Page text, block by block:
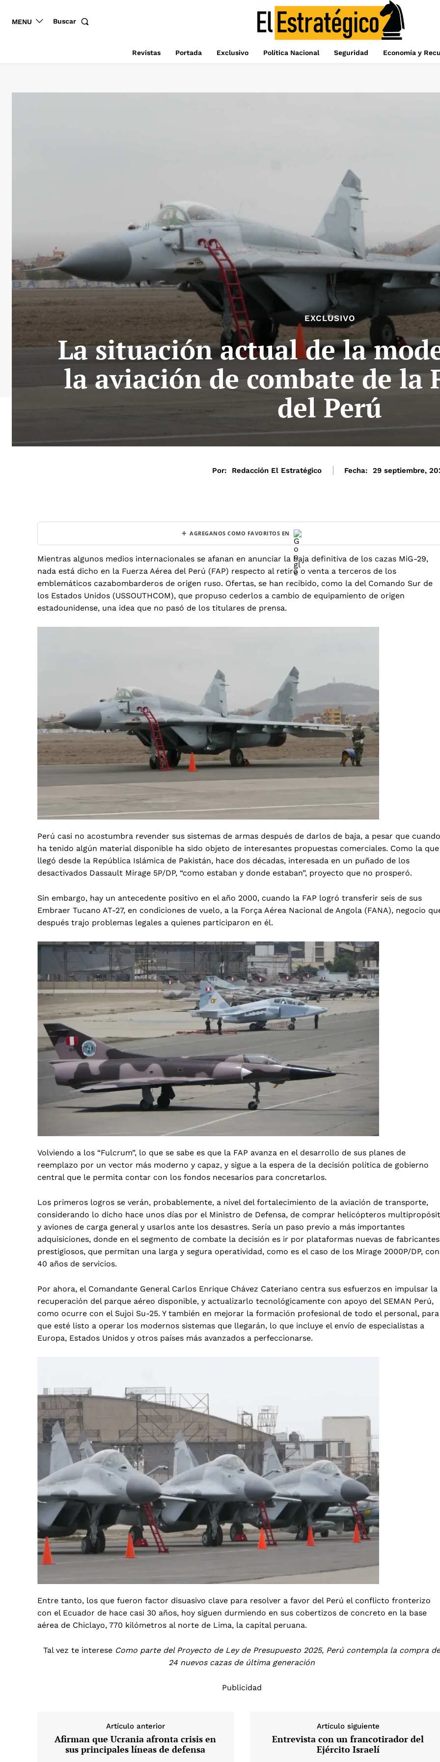
MENU Buscar
Revistas Portada Exclusivo Política Nacional Seguridad Economía y
EXCLUSIVO
La situación actual de la
la aviación de combate de la
del Perú
Por: Redacción El Estratégico Fecha: 29 septiembre,
+ AGREGANOS COMO FAVORITOS EN
Mientras algunos medios internacionales se afanan en anunciar la baja definitiva de los cazas MiG-29,
nada está dicho en la Fuerza Aérea del Perú (FAP) respecto al retiro o venta a terceros de los
emblemáticos cazabombarderos de origen ruso. Ofertas, se han recibido, como la del Comando Sur de
los Estados Unidos (USSOUTHCOM), que propuso cederlos a cambio de equipamiento de origen
estadounidense, una idea que no pasó de los titulares de prensa.
Perú casi no acostumbra revender sus sistemas de armas después de darlos de baja, a pesar que cuando
ha tenido algún material disponible ha sido objeto de interesantes propuestas comerciales. Como la que
llegó desde la República Islámica de Pakistán, hace dos décadas, interesada en un puñado de los
desactivados Dassault Mirage 5P/DP, “como estaban y donde estaban”, proyecto que no prosperó.
Sin embargo, hay un antecedente positivo en el año 2000, cuando la FAP logró transferir seis de sus
Embraer Tucano AT-27, en condiciones de vuelo, a la Força Aérea Nacional de Angola (FANA), negocio
después trajo problemas legales a quienes participaron en él.
Volviendo a los “Fulcrum”, lo que se sabe es que la FAP avanza en el desarrollo de sus planes de
reemplazo por un vector más moderno y capaz, y sigue a la espera de la decisión política de gobierno
central que le permita contar con los fondos necesarios para concretarlos.
Los primeros logros se verán, probablemente, a nivel del fortalecimiento de la aviación de transporte,
considerando lo dicho hace unos días por el Ministro de Defensa, de comprar helicópteros
y aviones de carga general y usarlos ante los desastres. Sería un paso previo a más importantes
adquisiciones, donde en el segmento de combate la decisión es ir por plataformas nuevas de fabricantes
prestigiosos, que permitan una larga y segura operatividad, como es el caso de los Mirage 2000P/DP, con
40 años de servicios.
Por ahora, el Comandante General Carlos Enrique Chávez Cateriano centra sus esfuerzos en impulsar la
recuperación del parque aéreo disponible, y actualizarlo tecnológicamente con apoyo del SEMAN Perú,
como ocurre con el Sujoi Su-25. Y también en mejorar la formación profesional de todo el personal, para
que esté listo a operar los modernos sistemas que llegarán, lo que incluye el envío de especialistas a
Europa, Estados Unidos y otros países más avanzados a perfeccionarse.
Entre tanto, los que fueron factor disuasivo clave para resolver a favor del Perú el conflicto fronterizo
con el Ecuador de hace casi 30 años, hoy siguen durmiendo en sus cobertizos de concreto en la base
aérea de Chiclayo, 770 kilómetros al norte de Lima, la capital peruana.
Tal vez te interese Como parte del Proyecto de Ley de Presupuesto 2025, Perú contempla la compra de
24 nuevos cazas de última generación
Publicidad
Artículo anterior
Afirman que Ucrania afronta crisis en
sus principales líneas de defensa
Artículo siguiente
Entrevista con un francotirador del
Ejército Israelí